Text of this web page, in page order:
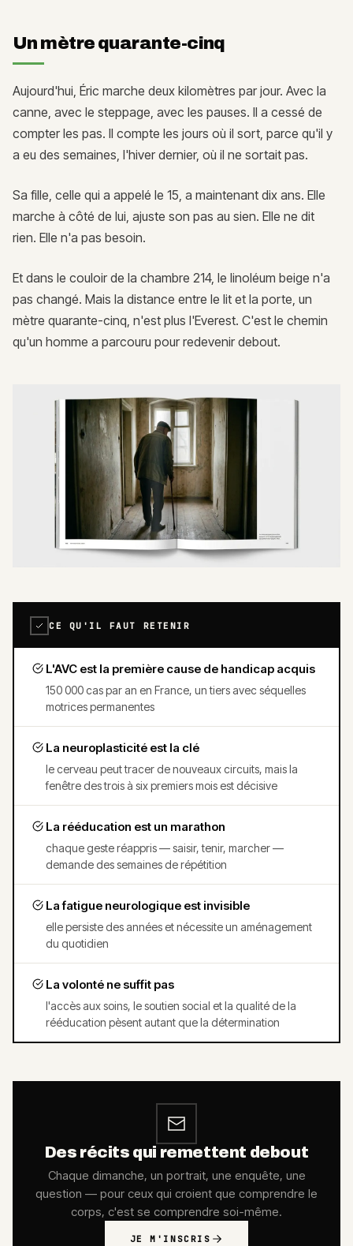
Un mètre quarante-cinq
Aujourd'hui, Éric marche deux kilomètres par jour. Avec la
canne, avec le steppage, avec les pauses. Il a cessé de
compter les pas. Il compte les jours où il sort, parce qu'il y
a eu des semaines, l'hiver dernier, où il ne sortait pas.
Sa fille, celle qui a appelé le 15, a maintenant dix ans. Elle
marche à côté de lui, ajuste son pas au sien. Elle ne dit
rien. Elle n'a pas besoin.
Et dans le couloir de la chambre 214, le linoléum beige n'a
pas changé. Mais la distance entre le lit et la porte, un
mètre quarante-cinq, n'est plus l'Everest. C'est le chemin
qu'un homme a parcouru pour redevenir debout.
CE QU'IL FAUT RETENIR
L'AVC est la première cause de handicap acquis
150 000 cas par an en France, un tiers avec séquelles
motrices permanentes
La neuroplasticité est la clé
le cerveau peut tracer de nouveaux circuits, mais la
fenêtre des trois à six premiers mois est décisive
La rééducation est un marathon
chaque geste réappris — saisir, tenir, marcher —
demande des semaines de répétition
La fatigue neurologique est invisible
elle persiste des années et nécessite un aménagement
du quotidien
La volonté ne suffit pas
l'accès aux soins, le soutien social et la qualité de la
rééducation pèsent autant que la détermination
Des récits qui remettent debout
Chaque dimanche, un portrait, une enquête, une
question — pour ceux qui croient que comprendre le
corps, c'est se comprendre soi-même.
JE M'INSCRIS